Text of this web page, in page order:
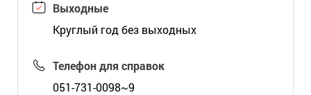
Выходные
Круглый год без выходных
Телефон для справок
051-731-0098~9